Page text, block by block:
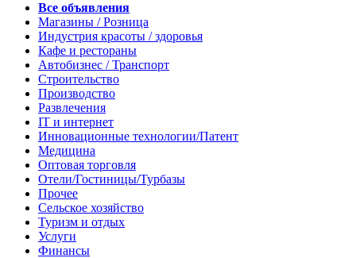
Все объявления
Магазины / Розница
Индустрия красоты / здоровья
Кафе и рестораны
Автобизнес / Транспорт
Строительство
Производство
Развлечения
IT и интернет
Инновационные технологии/Патент
Медицина
Оптовая торговля
Отели/Гостиницы/Турбазы
Прочее
Сельское хозяйство
Туризм и отдых
Услуги
Финансы